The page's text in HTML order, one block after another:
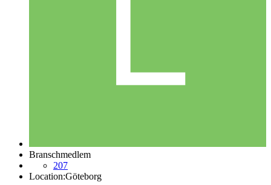
Branschmedlem
207
Location:Göteborg